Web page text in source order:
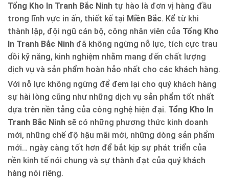
Tổng Kho In Tranh Bắc Ninh tự hào là đơn vị hàng đầu
trong lĩnh vực in ấn, thiết kế tại Miền Bắc. Kể từ khi
thành lập, đội ngũ cán bộ, công nhân viên của Tổng Kho
In Tranh Bắc Ninh đã không ngừng nỗ lực, tích cực trau
dồi kỹ năng, kinh nghiệm nhằm mang đến chất lượng
dịch vụ và sản phẩm hoàn hảo nhất cho các khách hàng.
Với nỗ lực không ngừng để đem lại cho quý khách hàng
sự hài lòng cũng như những dịch vụ sản phẩm tốt nhất
dựa trên nền tảng của công nghệ hiện đại. Tổng Kho In
Tranh Bắc Ninh sẽ có những phương thức kinh doanh
mới, những chế độ hậu mãi mới, những dòng sản phẩm
mới… ngày càng tốt hơn để bắt kịp sự phát triển của
nền kinh tế nói chung và sự thành đạt của quý khách
hàng nói riêng.